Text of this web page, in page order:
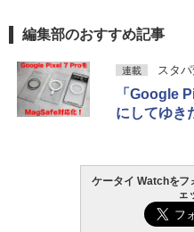
編集部のおすすめ記事
連載 スタ
「Google
にしてゆき
ケータイ Watchをフ
ェ